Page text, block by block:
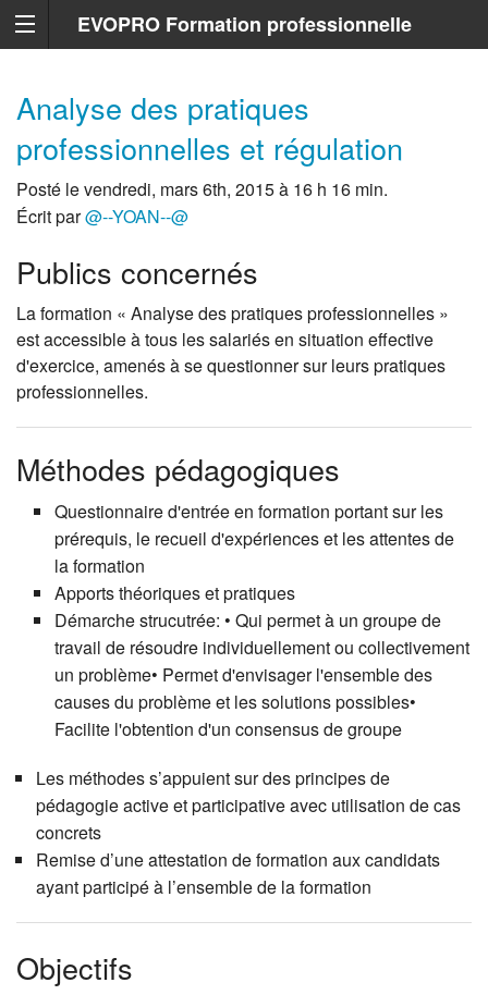
EVOPRO Formation professionnelle
Analyse des pratiques
professionnelles et régulation
Posté le vendredi, mars 6th, 2015 à 16 h 16 min.
Écrit par@--YOAN--@
Publics concernés
La formation « Analyse des pratiques professionnelles »
est accessible à tous les salariés en situation effective
d'exercice, amenés à se questionner sur leurs pratiques
professionnelles.
Méthodes pédagogiques
Questionnaire d'entrée en formation portant sur les
prérequis, le recueil d'expériences et les attentes de
la formation
Apports théoriques et pratiques
Démarche strucutrée: • Qui permet à un groupe de
travail de résoudre individuellement ou collectivement
un problème• Permet d'envisager l'ensemble des
causes du problème et les solutions possibles•
Facilite l'obtention d'un consensus de groupe
Les méthodes s’appuient sur des principes de
pédagogie active et participative avec utilisation de cas
concrets
Remise d’une attestation de formation aux candidats
ayant participé à l’ensemble de la formation
Objectifs